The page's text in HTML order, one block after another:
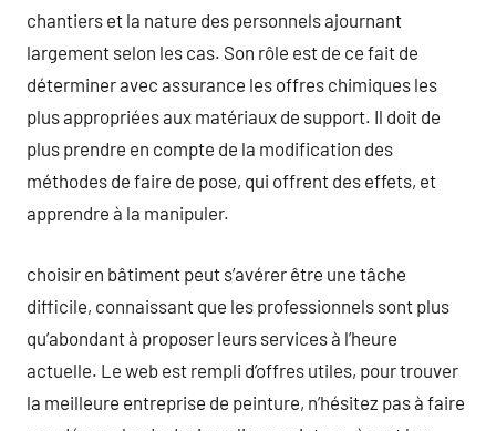
chantiers et la nature des personnels ajournant
largement selon les cas. Son rôle est de ce fait de
déterminer avec assurance les offres chimiques les
plus appropriées aux matériaux de support. Il doit de
plus prendre en compte de la modification des
méthodes de faire de pose, qui offrent des effets, et
apprendre à la manipuler.
choisir en bâtiment peut s’avérer être une tâche
difficile, connaissant que les professionnels sont plus
qu’abondant à proposer leurs services à l’heure
actuelle. Le web est rempli d’offres utiles, pour trouver
la meilleure entreprise de peinture, n’hésitez pas à faire